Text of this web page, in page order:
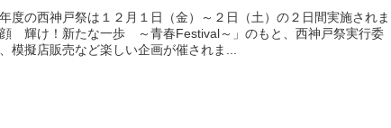
度の西神戸祭は１２月１日（金）～２日（土）の２日間実施されま
輝け！新たな一歩 ～青春Festival～」のもと、西神戸祭実行委
模擬店販売など楽しい企画が催されま...